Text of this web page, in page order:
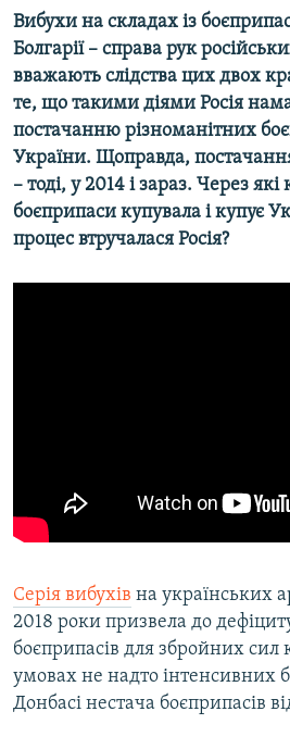
Вибухи на складах із
Болгарії – справа рук
вважають слідства цих двох
те, що такими діями Росія
постачанню різноманітних
України. Щоправда,
– тоді, у 2014 і зараз. Через які
боєприпаси купувала і купує
процес втручалася Росія?
Серія вибухів на українських
2018 роки призвела до
боєприпасів для збройних сил
умовах не надто інтенсивних
Донбасі нестача боєприпасів